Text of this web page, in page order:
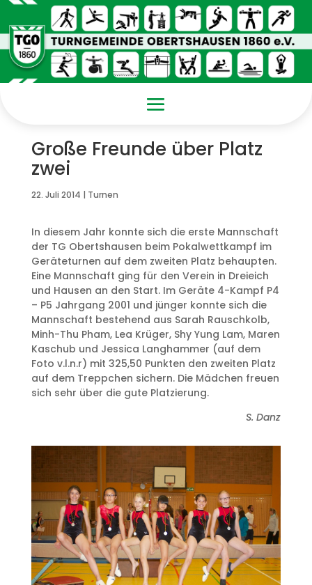
Große Freunde über Platz
zwei
22. Juli 2014 | Turnen
In diesem Jahr konnte sich die erste Mannschaft
der TG Obertshausen beim Pokalwettkampf im
Geräteturnen auf dem zweiten Platz behaupten.
Eine Mannschaft ging für den Verein in Dreieich
und Hausen an den Start. Im Geräte 4-Kampf P4
– P5 Jahrgang 2001 und jünger konnte sich die
Mannschaft bestehend aus Sarah Rauschkolb,
Minh-Thu Pham, Lea Krüger, Shy Yung Lam, Maren
Kaschub und Jessica Langhammer (auf dem
Foto v.l.n.r) mit 325,50 Punkten den zweiten Platz
auf dem Treppchen sichern. Die Mädchen freuen
sich sehr über die gute Platzierung.
S. Danz